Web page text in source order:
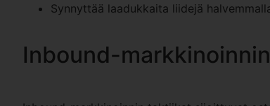
Synnyttää laadukkaita liidejä
Inbound-